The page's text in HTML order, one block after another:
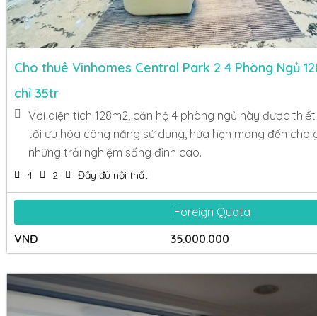
Cho thuê Vinhomes Central Park 2 4 Phòng Ngủ
chỉ 35tr
Với diện tích 128m2, căn hộ 4 phòng ngủ này được
tối ưu hóa công năng sử dụng, hứa hẹn mang đến cho
những trải nghiệm sống đỉnh cao.
4 2 Đầy đủ nội thất
Foreign Quota
VNĐ
35.000.000